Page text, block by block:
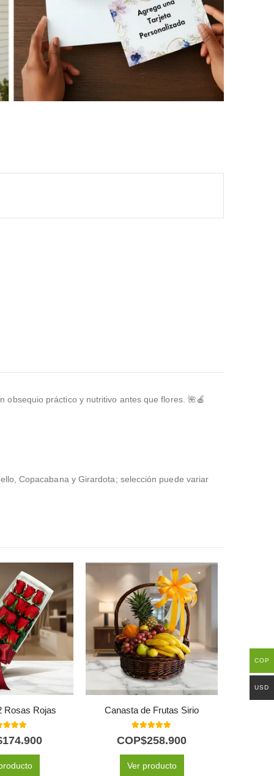
obsequio práctico y nutritivo antes que flores. 🌺🍎
Copacabana y Girardota; selección puede variar
Rosas Rojas
174.900
Canasta de Frutas Sirio
5.00
COP$258.900
Ver producto
COP
USD